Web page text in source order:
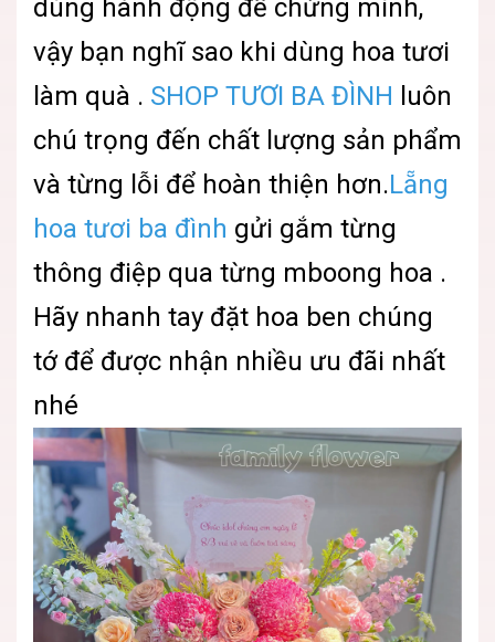
dùng hành động để chứng mình,
vậy bạn nghĩ sao khi dùng hoa tươi
làm quà . SHOP TƯƠI BA ĐÌNH luôn
chú trọng đến chất lượng sản phẩm
và từng lỗi để hoàn thiện hơn.Lẵng
hoa tươi ba đình gửi gắm từng
thông điệp qua từng mboong hoa .
Hãy nhanh tay đặt hoa ben chúng
tớ để được nhận nhiều ưu đãi nhất
nhé